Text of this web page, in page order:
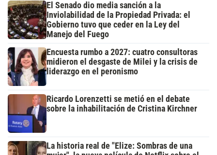
El Senado dio media sanción a la
Inviolabilidad de la Propiedad Privada: el
Gobierno tuvo que ceder en la Ley del
Manejo del Fuego
Encuesta rumbo a 2027: cuatro consultoras
midieron el desgaste de Milei y la crisis de
liderazgo en el peronismo
Ricardo Lorenzetti se metió en el debate
sobre la inhabilitación de Cristina Kirchner
La historia real de "Elize: Sombras de una